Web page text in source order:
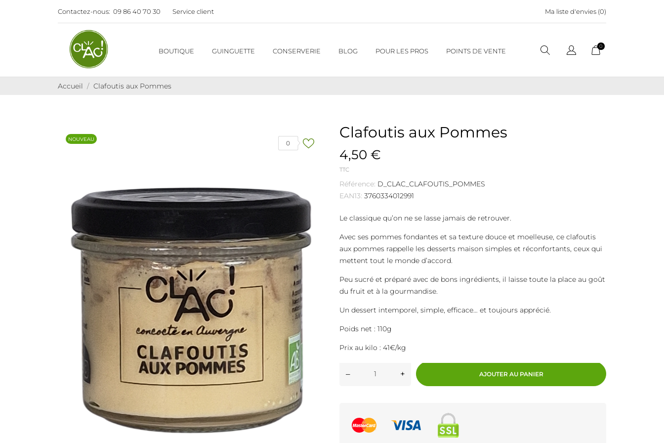
Contactez-nous: 09 86 40 70 30 Service client Ma liste d'envies (0)
BOUTIQUE GUINGUETTE CONSERVERIE BLOG POUR LES PROS POINTS DE VENTE
0
Accueil Clafoutis aux Pommes
0
NOUVEAU Clafoutis aux Pommes
4,50 €
TTC
Référence: D_CLAC_CLAFOUTIS_POMMES
EAN13: 3760334012991
Le classique qu’on ne se lasse jamais de retrouver.
Avec ses pommes fondantes et sa texture douce et moelleuse, ce clafoutis
aux pommes rappelle les desserts maison simples et réconfortants, ceux qui
mettent tout le monde d’accord.
Peu sucré et préparé avec de bons ingrédients, il laisse toute la place au goût
du fruit et à la gourmandise.
Un dessert intemporel, simple, efficace… et toujours apprécié.
Poids net : 110g
Prix au kilo : 41€/kg
– + AJOUTER AU PANIER